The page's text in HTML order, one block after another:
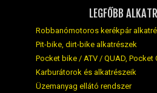
LEGFŐBB
Robbanómotoros kerékpár
Pit-bike, dirt-bike alkatrészek
Pocket bike / ATV / QUAD, Pocket
Karburátorok és alkatrészeik
Üzemanyag ellátó rendszer